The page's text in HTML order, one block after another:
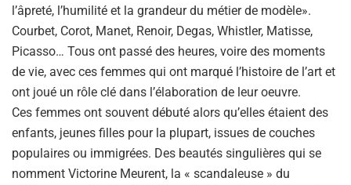
l’âpreté, l’humilité et la grandeur du métier de modèle».
Courbet, Corot, Manet, Renoir, Degas, Whistler, Matisse,
Picasso… Tous ont passé des heures, voire des moments
de vie, avec ces femmes qui ont marqué l’histoire de l’art et
ont joué un rôle clé dans l’élaboration de leur oeuvre.
Ces femmes ont souvent débuté alors qu’elles étaient des
enfants, jeunes filles pour la plupart, issues de couches
populaires ou immigrées. Des beautés singulières qui se
nomment Victorine Meurent, la « scandaleuse » du